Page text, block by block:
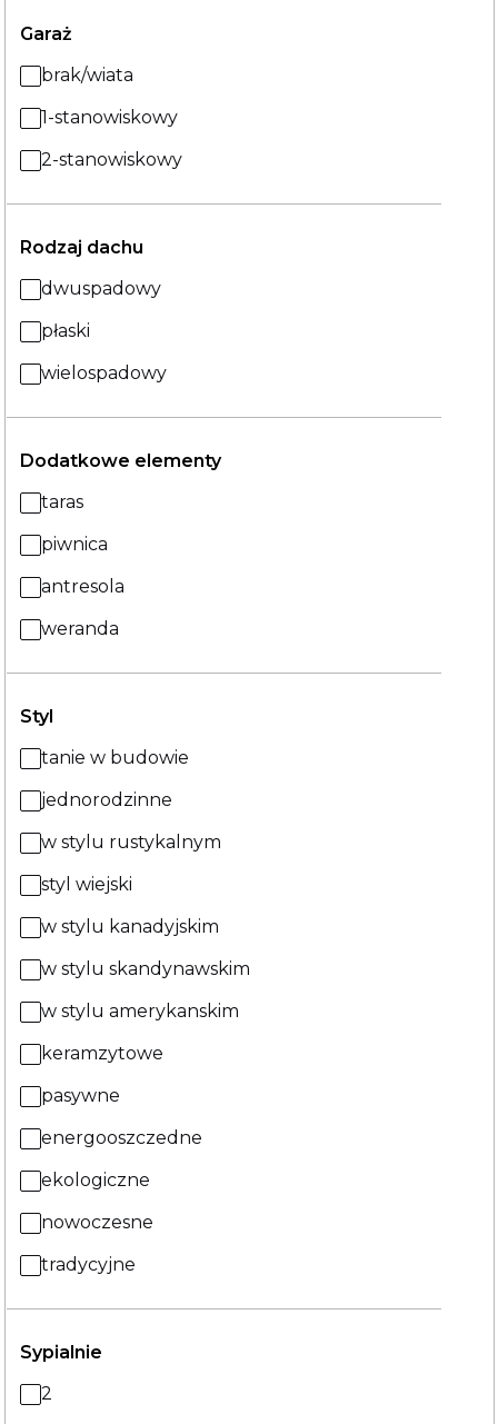
Garaż
brak/wiata
1-stanowiskowy
2-stanowiskowy
Rodzaj dachu
dwuspadowy
płaski
wielospadowy
Dodatkowe elementy
taras
piwnica
antresola
weranda
Styl
tanie w budowie
jednorodzinne
w stylu rustykalnym
styl wiejski
w stylu kanadyjskim
w stylu skandynawskim
w stylu amerykanskim
keramzytowe
pasywne
energooszczedne
ekologiczne
nowoczesne
tradycyjne
Sypialnie
2